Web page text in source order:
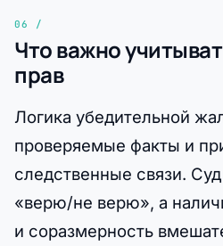
Что важно
прав
Логика убедительной
проверяемые факты и
следственные связи.
«верю/не верю», а
и соразмерность